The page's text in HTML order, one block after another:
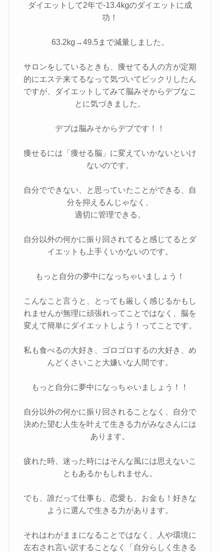
ダイエットして2年で-13.4kgのダイエットに成
功！
63.2kg→49.5まで減量しました。
サロンをしているときも、痩せてる人の方が定期
的にエステ来てるなって気づいてビックリしたん
ですが、ダイエットしてみて脳みそからデブなこ
とに気づきました。
デブは脳みそからデブです！！
痩せるには「痩せる脳」に変えていかないといけ
ないのです。
自分でできない、と思っていたことができる、自
分を抑えるんじゃなく、
適切に管理できる。
自分以外の何かに振り回されてると感じてるとダ
イエットも上手くいかないのです。
もっと自分の夢中になっちゃいましょう！
こんなこと言うと、とっても厳しく感じるかもし
れませんが無理に頑張れってことではなく、脳を
変えて簡単にダイエットしよう！ってことです。
私も食べるの大好き、ゴロゴロするの大好き、め
んどくさいこと大嫌いな人間です。
もっと自分に夢中になっちゃいましょう！！
自分以外の何かに振り回されることなく、自分で
決めた望む人生を叶えて生きる力がみなさんには
あります。
疲れた時、迷った時にはそんな風には思えないこ
ともあるかもしれません。
でも、誰だって仕事も、恋愛も、お金も！好きな
ように選んで生きる力があります。
それはわがままになることではなく、人や環境に
左右され言い訳することなく「自分らしく生きる